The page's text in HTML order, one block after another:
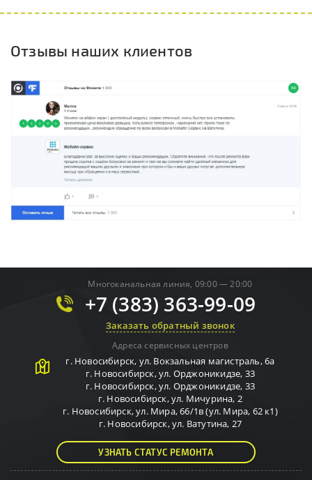
Отзывы наших клиентов
Многоканальная линия, 09:00 — 20:00
+7 (383) 363-99-09
Заказать обратный звонок
Адреса сервисных центров
г. Новосибирск, ул. Вокзальная магистраль, 6а
г. Новосибирск,ул. Орджоникидзе, 33
г. Новосибирск,ул. Орджоникидзе, 33
г. Новосибирск,ул. Мичурина, 2
г. Новосибирск,ул. Мира, 66/1в (ул. Мира, 62 к1)
г. Новосибирск,ул. Ватутина, 27
УЗНАТЬ СТАТУС РЕМОНТА